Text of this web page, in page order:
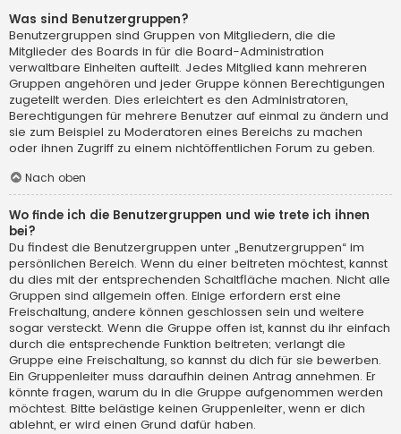
Was sind Benutzergruppen?
Benutzergruppen sind Gruppen von Mitgliedern, die die
Mitglieder des Boards in für die Board-Administration
verwaltbare Einheiten aufteilt. Jedes Mitglied kann mehreren
Gruppen angehören und jeder Gruppe können Berechtigungen
zugeteilt werden. Dies erleichtert es den Administratoren,
Berechtigungen für mehrere Benutzer auf einmal zu ändern und
sie zum Beispiel zu Moderatoren eines Bereichs zu machen
oder ihnen Zugriff zu einem nichtöffentlichen Forum zu geben.
Nach oben
Wo finde ich die Benutzergruppen und wie trete ich ihnen
bei?
Du findest die Benutzergruppen unter „Benutzergruppen“ im
persönlichen Bereich. Wenn du einer beitreten möchtest, kannst
du dies mit der entsprechenden Schaltfläche machen. Nicht alle
Gruppen sind allgemein offen. Einige erfordern erst eine
Freischaltung, andere können geschlossen sein und weitere
sogar versteckt. Wenn die Gruppe offen ist, kannst du ihr einfach
durch die entsprechende Funktion beitreten; verlangt die
Gruppe eine Freischaltung, so kannst du dich für sie bewerben.
Ein Gruppenleiter muss daraufhin deinen Antrag annehmen. Er
könnte fragen, warum du in die Gruppe aufgenommen werden
möchtest. Bitte belästige keinen Gruppenleiter, wenn er dich
ablehnt, er wird einen Grund dafür haben.